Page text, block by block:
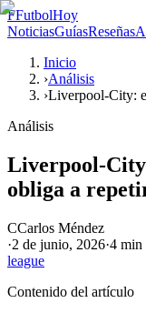
FFutbolHoy
NoticiasGuíasReseñas
Inicio
›Análisis
›Liverpool-City:
Análisis
Liverpool-
obliga a
CCarlos Méndez
·2 de junio, 2026·4 min
league
Contenido del artículo